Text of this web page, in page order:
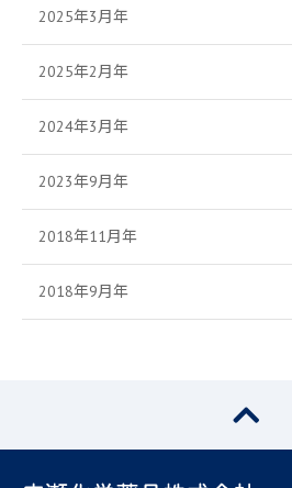
2025年3月年
2025年2月年
2024年3月年
2023年9月年
2018年11月年
2018年9月年